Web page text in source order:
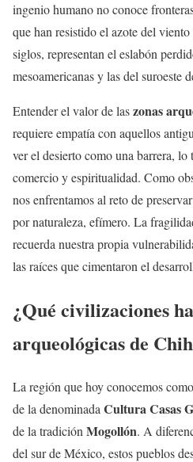
ingenio humano no conoce
que han resistido el azote del
siglos, representan el eslabón
mesoamericanas y las del suroeste
Entender el valor de laszonas
requiere empatía con aquellos
ver el desierto como una barrera, lo
comercio y espiritualidad. Como
nos enfrentamos al reto de
por naturaleza, efímero. La
recuerda nuestra propia
las raíces que cimentaron el
¿Qué civilizaciones
arqueológicas de
La región que hoy conocemos
de la denominada Cultura Casas
de la tradición Mogollón. A
del sur de México, estos pueblos